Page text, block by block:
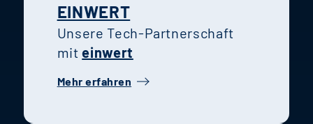
EINWERT
Unsere Tech-Partnerschaft
miteinwert
Mehr erfahren